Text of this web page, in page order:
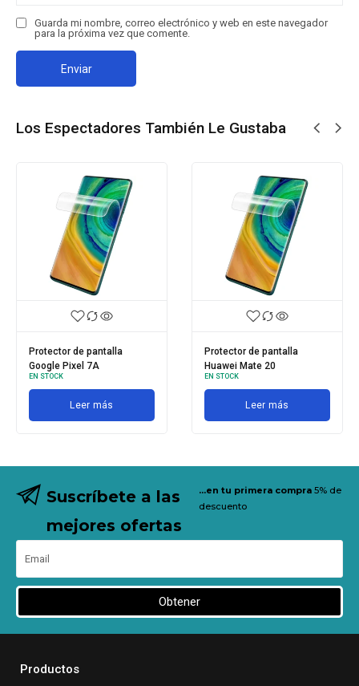
Guarda mi nombre, correo electrónico y web en este navegador
para la próxima vez que comente.
Los Espectadores También Le Gustaba
Protector de pantalla
Google Pixel 7A
EN STOCK
Leer más
Protector de pantalla
Huawei Mate 20
EN STOCK
Leer más
Suscríbete a las
mejores ofertas
...en tu primera compra 5% de
descuento
Obtener
Productos